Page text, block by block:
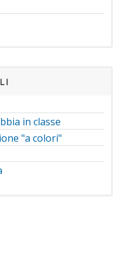
in classe
"a colori"